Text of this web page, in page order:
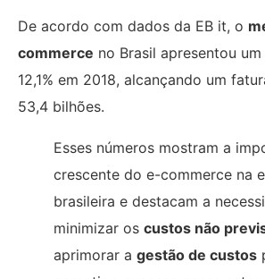
De acordo com dados da EB it, o
commerce no Brasil apresentou
12,1% em 2018, alcançando um
53,4 bilhões.
Esses números mostram a
crescente do e-commerce na
brasileira e destacam a
minimizar os custos não
aprimorar a gestão de custos